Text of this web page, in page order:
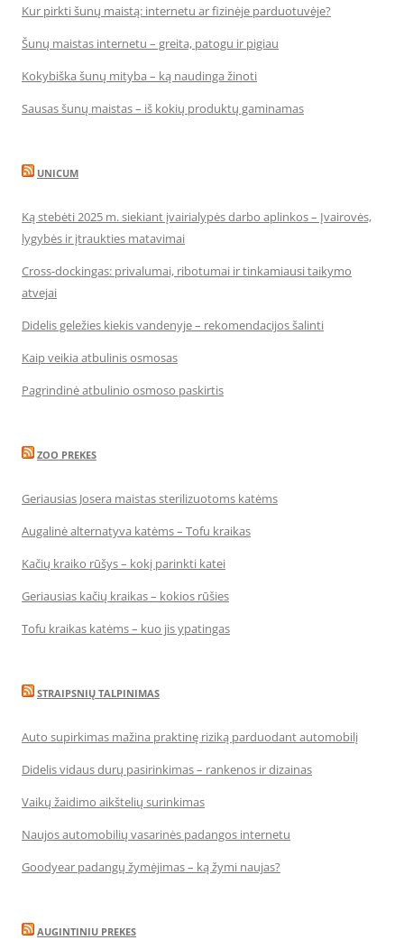
Kur pirkti šunų maistą: internetu ar fizinėje parduotuvėje?
Šunų maistas internetu – greita, patogu ir pigiau
Kokybiška šunų mityba – ką naudinga žinoti
Sausas šunų maistas – iš kokių produktų gaminamas
UNICUM
Ką stebėti 2025 m. siekiant įvairialypės darbo aplinkos – Įvairovės,
lygybės ir įtraukties matavimai
Cross-dockingas: privalumai, ribotumai ir tinkamiausi taikymo
atvejai
Didelis geležies kiekis vandenyje – rekomendacijos šalinti
Kaip veikia atbulinis osmosas
Pagrindinė atbulinio osmoso paskirtis
ZOO PREKES
Geriausias Josera maistas sterilizuotoms katėms
Augalinė alternatyva katėms – Tofu kraikas
Kačių kraiko rūšys – kokį parinkti katei
Geriausias kačių kraikas – kokios rūšies
Tofu kraikas katėms – kuo jis ypatingas
STRAIPSNIŲ TALPINIMAS
Auto supirkimas mažina praktinę riziką parduodant automobilį
Didelis vidaus durų pasirinkimas – rankenos ir dizainas
Vaikų žaidimo aikštelių surinkimas
Naujos automobilių vasarinės padangos internetu
Goodyear padangų žymėjimas – ką žymi naujas?
AUGINTINIU PREKES